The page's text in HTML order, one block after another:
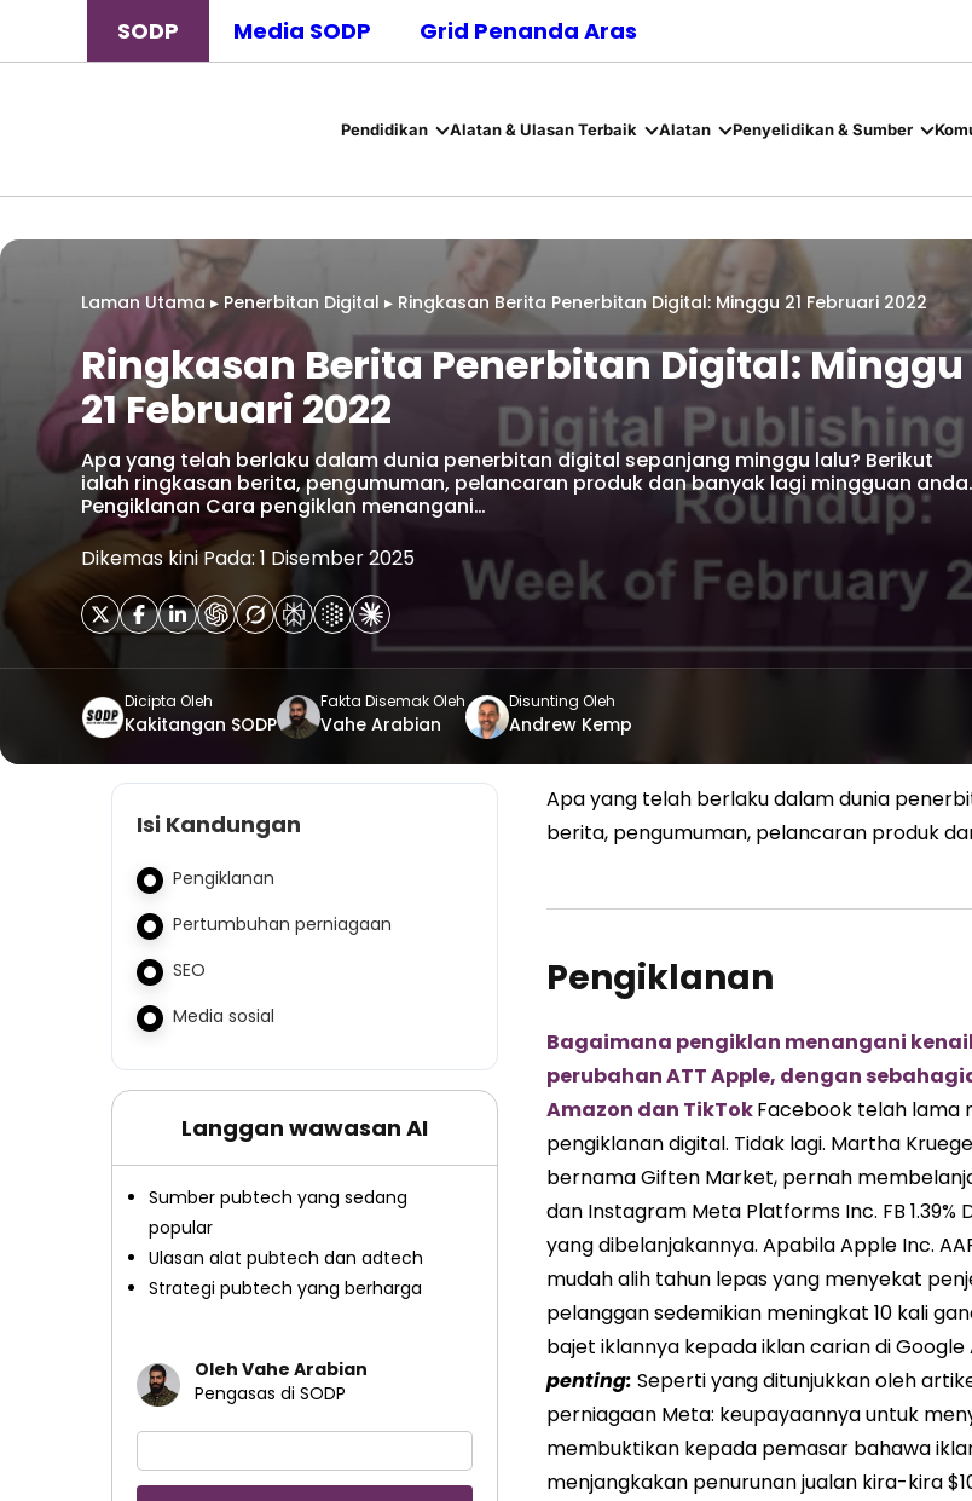
SODP Media SODP Grid Penanda Aras
Pendidikan Alatan & Ulasan Terbaik Alatan Penyelidikan & Sumber
Laman Utama ▸ Penerbitan Digital ▸ Ringkasan Berita Penerbitan Digital: Minggu 21 Februari 2022
Ringkasan Berita Penerbitan Digital: Minggu
21 Februari 2022
Apa yang telah berlaku dalam dunia penerbitan digital sepanjang minggu lalu? Berikut
ialah ringkasan berita, pengumuman, pelancaran produk dan banyak lagi mingguan anda.
Pengiklanan Cara pengiklan menangani…
Dikemas kini Pada: 1 Disember 2025
Dicipta Oleh
Kakitangan SODP
Fakta Disemak Oleh
Vahe Arabian
Disunting Oleh
Andrew Kemp
Isi Kandungan
Pengiklanan
Pertumbuhan perniagaan
SEO
Media sosial
Langgan wawasan AI
Sumber pubtech yang sedang
popular
Ulasan alat pubtech dan adtech
Strategi pubtech yang berharga
Oleh Vahe Arabian
Pengasas di SODP
Apa yang telah berlaku dalam dunia
berita, pengumuman, pelancaran produk
Pengiklanan
Bagaimana pengiklan menangani
perubahan ATT Apple, dengan
Amazon dan TikTokFacebook telah lama
pengiklanan digital. Tidak lagi. Martha
bernama Giften Market, pernah
dan Instagram Meta Platforms Inc. FB
yang dibelanjakannya. Apabila Apple Inc.
mudah alih tahun lepas yang menyekat
pelanggan sedemikian meningkat 10 kali
bajet iklannya kepada iklan carian di Google
penting: Seperti yang ditunjukkan oleh
perniagaan Meta: keupayaannya untuk
membuktikan kepada pemasar bahawa
menjangkakan penurunan jualan kira-kira